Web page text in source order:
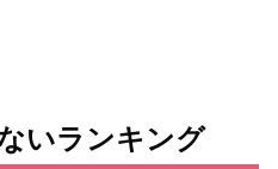
いランキング